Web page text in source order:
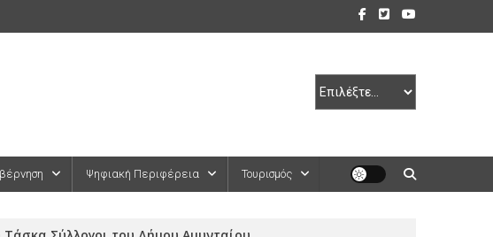
Ψηφιακή Περιφέρεια Τουρισμός